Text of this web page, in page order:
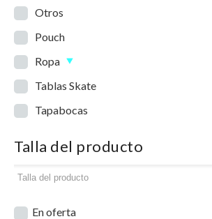
Otros
Pouch
Ropa
Tablas Skate
Tapabocas
Talla del producto
En oferta